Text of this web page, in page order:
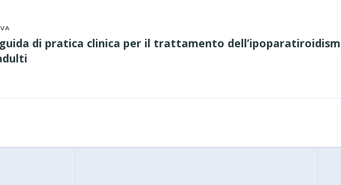
di pratica clinica per il trattamento